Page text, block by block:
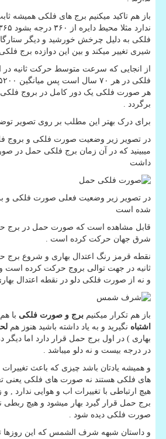
باز هم تاکید میکنیم برج های فلکی همیشه
فلکی به دلیل چرخش خورشید و دیگر
شیری تغییر میکند و بین این دوازده برج
هر صورت فلکی یک دور کامل در بروج فلکی
برگردد .
برای درک بهتر این مطلب بر روی تصویر
در تصویر زیر وضعیت صورت فلکی و بروج
میبینید که در آن زمان برج فلکی حمل در
داشت
در تصویر زیر وضعیت فعلی صورت فلکی و
شده است
قابل مشاهده است که صورت حمل در برج
شرق جهان حرکت کرده است .
نقطه قرمز رنگ اعتدال بهاری و شروع
ثانیه در جهت توالی بروج حرکت کرده است و
و نه از صورت فلکی دلو در نقطه اعتدال
باز هم تکرار میکنیم برج و صورت فلکی با هم
اشتباه نگیرید و به یاد داشته باشید هنوز هم
بهاری ) در اول برج حمل قرار دارد اما
در درجه بیست و نه دلو میباشد .
و همیشه یادتان باشد چیزی که باعث
های فلکی هستند نه صورت های فلکی یعنی
هیچ ارتباطی با تغییرات اب و هوایی ندارد ,
برج حمل قرار گیرد بهار میشود و هیچ ربطی
صورت فلکی دیده شود .
و داستان شبهه شرف الشمس که این روزها